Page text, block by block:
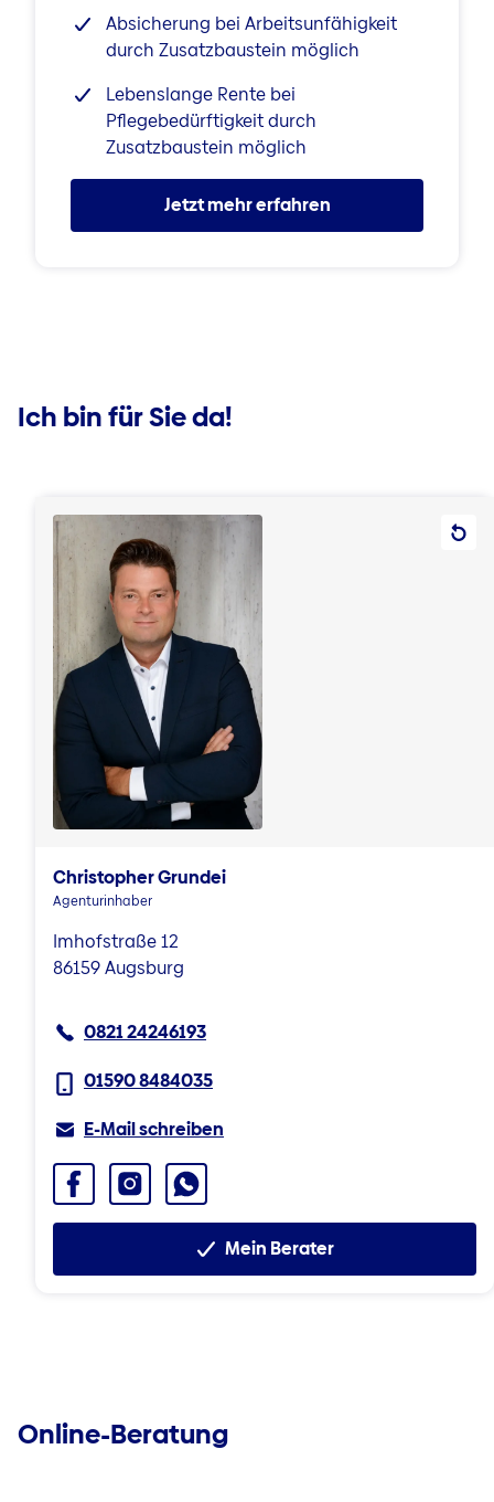
Absicherung bei Arbeitsunfähigkeit
durch Zusatzbaustein möglich
Lebenslange Rente bei
Pflegebedürftigkeit durch
Zusatzbaustein möglich
Jetzt mehr erfahren
Ich bin für Sie da!
Christopher Grundei
Agenturinhaber
Imhofstraße 12
86159 Augsburg
0821 24246193
01590 8484035
E-Mail schreiben
FacebookInstagramWhatsApp
Mein Berater
Online-Beratung